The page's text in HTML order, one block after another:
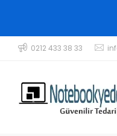
0212 433 38 33